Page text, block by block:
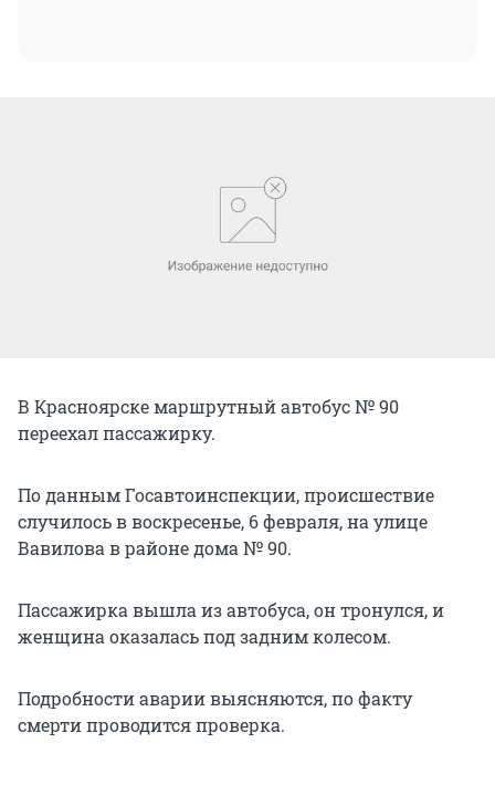
В Красноярске маршрутный автобус № 90
переехал пассажирку.
По данным Госавтоинспекции, происшествие
случилось в воскресенье, 6 февраля, на улице
Вавилова в районе дома № 90.
Пассажирка вышла из автобуса, он тронулся, и
женщина оказалась под задним колесом.
Подробности аварии выясняются, по факту
смерти проводится проверка.